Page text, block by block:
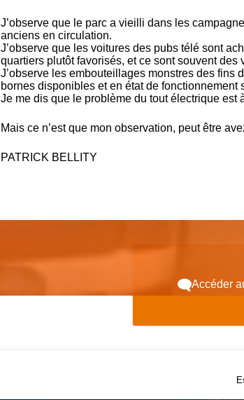
J’observe que le parc a vieilli dans les
anciens en circulation.
J’observe que les voitures des pubs télé sont
quartiers plutôt favorisés, et ce sont souvent des
J’observe les embouteillages monstres des fins
bornes disponibles et en état de fonctionnement
Je me dis que le problème du tout électrique est
Mais ce n’est que mon observation, peut être
PATRICK BELLITY
Accéder